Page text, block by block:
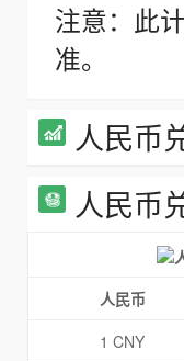
注意：此
准。
人民币
人民币
人民币
1 CNY